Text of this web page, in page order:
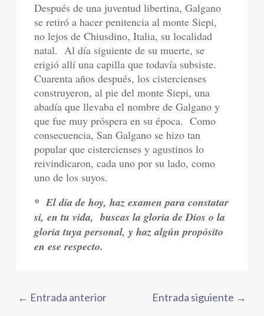
Después de una juventud libertina, Galgano
se retiró a hacer penitencia al monte Siepi,
no lejos de Chiusdino, Italia, su localidad
natal. Al día siguiente de su muerte, se
erigió allí una capilla que todavía subsiste.
Cuarenta años después, los cistercienses
construyeron, al pie del monte Siepi, una
abadía que llevaba el nombre de Galgano y
que fue muy próspera en su época. Como
consecuencia, San Galgano se hizo tan
popular que cistercienses y agustinos lo
reivindicaron, cada uno por su lado, como
uno de los suyos.
* El día de hoy, haz examen para constatar
si, en tu vida, buscas la gloria de Dios o la
gloria tuya personal, y haz algún propósito
en ese respecto.
← Entrada anterior Entrada siguiente →